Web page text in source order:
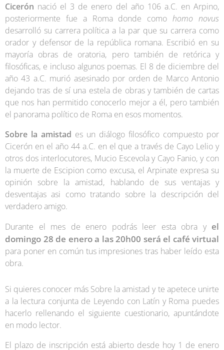
Cicerón nació el 3 de enero del año 106 a.C. en Arpino,
posteriormente fue a Roma donde comohomo novus
desarrolló su carrera política a la par que su carrera como
orador y defensor de la república romana. Escribió en su
mayoría obras de oratoria, pero también de retórica y
filosóficas, e incluso algunos poemas. El 8 de diciembre del
año 43 a.C. murió asesinado por orden de Marco Antonio
dejando tras de sí una estela de obras y también de cartas
que nos han permitido conocerlo mejor a él, pero también
el panorama político de Roma en esos momentos.
Sobre la amistad es un diálogo filosófico compuesto por
Cicerón en el año 44 a.C. en el que a través de Cayo Lelio y
otros dos interlocutores, Mucio Escevola y Cayo Fanio, y con
la muerte de Escipion como excusa, el Arpinate expresa su
opinión sobre la amistad, hablando de sus ventajas y
desventajas asi como tratando sobre la descripción del
verdadero amigo.
Durante el mes de enero podrás leer esta obra y el
domingo 28 de enero a las 20h00 será el café virtual
para poner en común tus impresiones tras haber leído esta
obra.
Si quieres conocer más Sobre la amistad y te apetece unirte
a la lectura conjunta de Leyendo con Latín y Roma puedes
hacerlo rellenando el siguiente cuestionario, apuntándote
en modo lector.
El plazo de inscripción está abierto desde hoy 1 de enero